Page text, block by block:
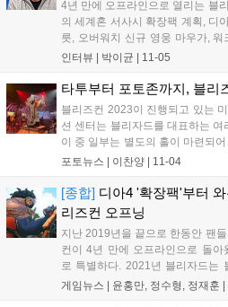
4년 만에 오프라인으로 열리는 블
의 세계혼 서사시 확장팩 계획, 디
릇, 오버워치 신규 영웅 마우가,
운 소식으로 플레이어들과 만났다.
사장 마이크 이바라 (Mike Ybarra,
인터뷰 | 박이균 11-05
타투부터 포토존까지, 블리
블리즈컨 2023이 진행되고 있는
션 센터는 블리자드를 대표하는
이 중 일부는 별도의 홀이 마련되
데요. 디아블로 또한 대형 홀을 통
은 매우 간단했습니다. 정말 넓더라
포토뉴스 | 이찬양 11-04
[종합] 디아4 '확장팩'부터
리즈컨 오프닝
지난 2019년을 끝으로 한동안 팬
컨이 4년 만에 오프라인으로 돌아
로 특별하다. 2021년 블리자드는
온라인 개최했다. 그랬던 블리즈컨
게임뉴스 | 윤홍만, 정수형, 정재훈